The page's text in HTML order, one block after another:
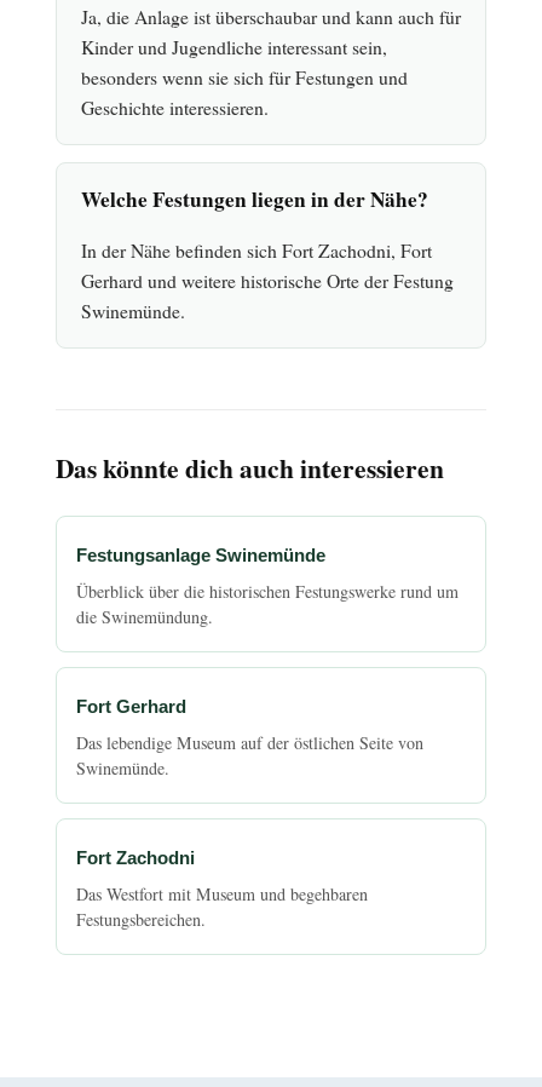
Ja, die Anlage ist überschaubar und kann auch für
Kinder und Jugendliche interessant sein,
besonders wenn sie sich für Festungen und
Geschichte interessieren.
Welche Festungen liegen in der Nähe?
In der Nähe befinden sich Fort Zachodni, Fort
Gerhard und weitere historische Orte der Festung
Swinemünde.
Das könnte dich auch interessieren
Festungsanlage Swinemünde
Überblick über die historischen Festungswerke rund um
die Swinemündung.
Fort Gerhard
Das lebendige Museum auf der östlichen Seite von
Swinemünde.
Fort Zachodni
Das Westfort mit Museum und begehbaren
Festungsbereichen.